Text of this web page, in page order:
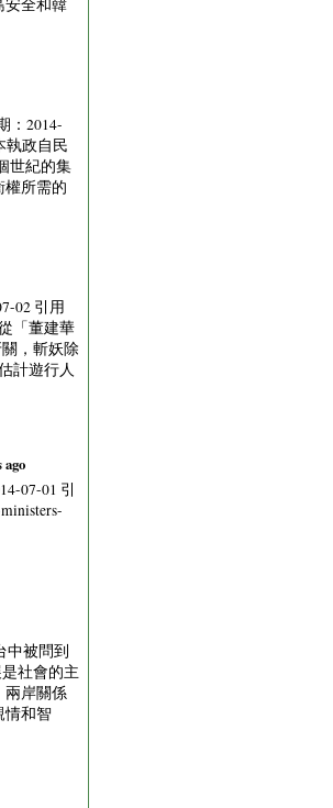
安全和韓
：2014-
執政自民
世紀的集
權所需的
02 引用
「董建華
，斬妖除
計遊行人
ago
07-01 引
中被問到
社會的主
兩岸關係
情和智